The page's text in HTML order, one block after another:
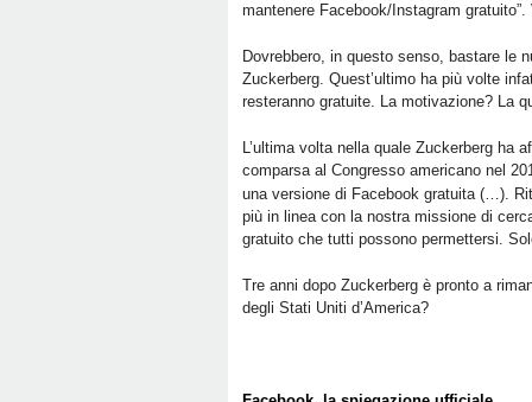
mantenere Facebook/Instagram
Dovrebbero, in questo senso, bastare le
Zuckerberg. Quest’ultimo ha più volte
resteranno gratuite. La motivazione? La
L’ultima volta nella quale Zuckerberg ha
comparsa al Congresso americano nel
una versione di Facebook gratuita (…).
più in linea con la nostra missione di
gratuito che tutti possono permettersi.
Tre anni dopo Zuckerberg è pronto a
degli Stati Uniti d’America?